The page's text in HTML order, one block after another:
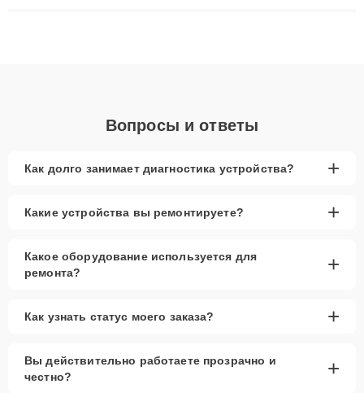
Вопросы и ответы
Как долго занимает диагностика устройства? +
Какие устройства вы ремонтируете? +
Какое оборудование используется для
ремонта?
+
Как узнать статус моего заказа? +
Вы действительно работаете прозрачно и
честно?
+